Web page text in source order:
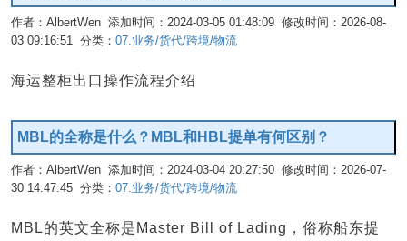
作者：AlbertWen 添加时间：2024-03-05 01:48:09 修改时间：2026-08-
03 09:16:51 分类： 07.业务/货代/跨境/物流
海运整柜出口操作流程介绍
MBL的全称是什么？MBL和HBL提单有何区别？
作者：AlbertWen 添加时间：2024-03-04 20:27:50 修改时间：2026-07-
30 14:47:45 分类： 07.业务/货代/跨境/物流
MBL的英文全称是Master Bill of Lading，俗称船东提